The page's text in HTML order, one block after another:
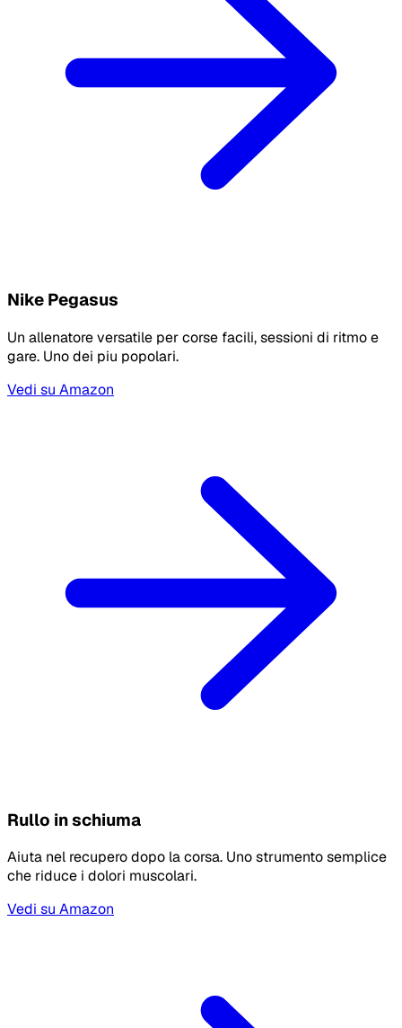
Nike Pegasus
Un allenatore versatile per corse facili, sessioni di ritmo e
gare. Uno dei piu popolari.
Vedi su Amazon
Rullo in schiuma
Aiuta nel recupero dopo la corsa. Uno strumento semplice
che riduce i dolori muscolari.
Vedi su Amazon